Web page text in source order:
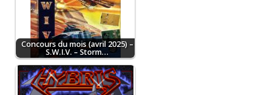
Concours du mois (avril 2025) –
S.W.I.V. – Storm…